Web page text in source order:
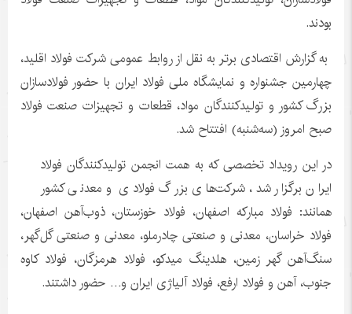
بودند.
به گزارش اقتصادی برتر به نقل از روابط عمومی شرکت فولاد اقلید،
چهارمین جشنواره و نمایشگاه ملی فولاد ایران با حضور فولادسازان
بزرگ کشور و تولیدکنندگان مواد، قطعات و تجهیزات صنعت فولاد
صبح امروز (سه‌شنبه) افتتاح شد.
در این رویداد تخصصی که به همت انجمن تولیدکنندگان فولاد
ایران برگزار شد، شرکت‌های بزرگ فولادی و معدنی کشور
همانند: فولاد مبارکه اصفهان، فولاد خوزستان، ذوب‌آهن اصفهان،
فولاد خراسان، معدنی و صنعتی چادرملو، معدنی و صنعتی گل‌گهر،
سنگ‌آهن گهر زمین، هلدینگ میدکو، فولاد هرمزگان، فولاد کاوه
جنوب، آهن و فولاد ارفع، فولاد آلیاژی ایران و… حضور داشتند.